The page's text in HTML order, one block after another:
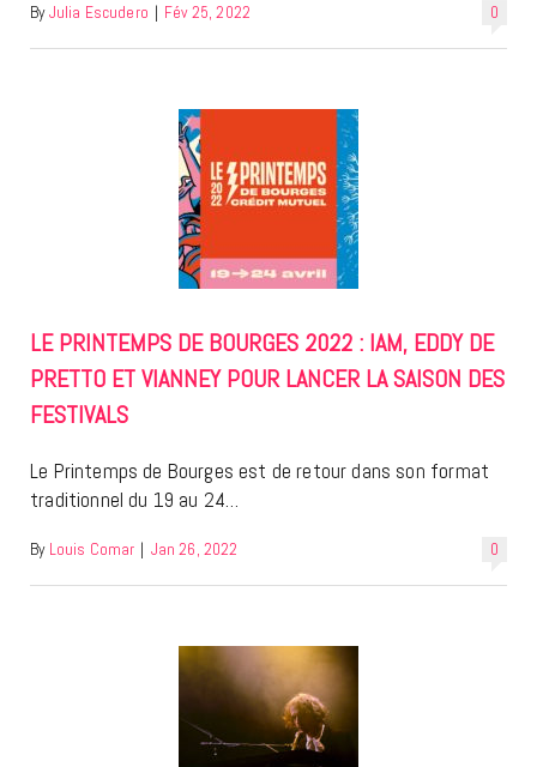
0
By Julia Escudero | Fév 25, 2022
LE PRINTEMPS DE BOURGES 2022 : IAM, EDDY DE
PRETTO ET VIANNEY POUR LANCER LA SAISON DES
FESTIVALS
Le Printemps de Bourges est de retour dans son format
traditionnel du 19 au 24…
0
By Louis Comar | Jan 26, 2022